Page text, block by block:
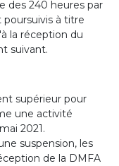
des 240 heures par
à titre
la réception du
suivant.
supérieur pour
une activité
2021.
suspension, les
de la DMFA